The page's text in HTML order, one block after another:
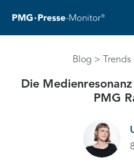
Blog
Die
PMG